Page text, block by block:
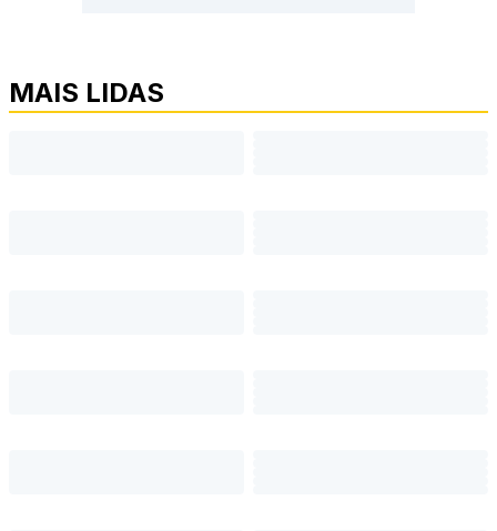
MAIS LIDAS